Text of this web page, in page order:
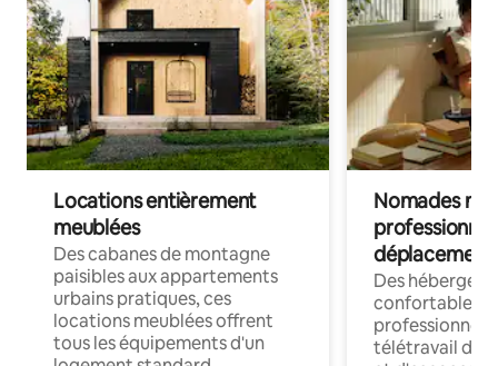
Locations entièrement
meublées
Des cabanes de montagne
paisibles aux appartements
urbains pratiques, ces
locations meublées offrent
tous les équipements d'un
Nomades
déplacement
Des
confortables
professionnels
télétravail